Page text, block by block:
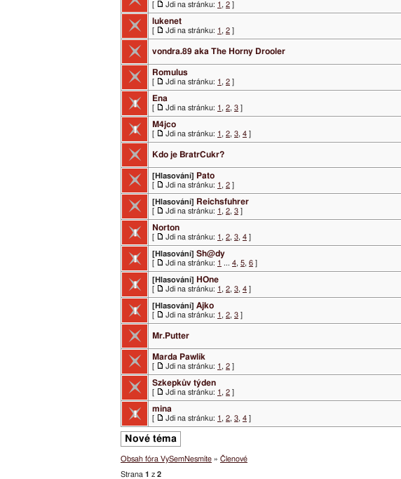
[ Jdi na stránku: 1 , 2 ]
lukenet
[ Jdi na stránku: 1 , 2 ]
vondra.89 aka The Horny Drooler
Romulus
[ Jdi na stránku: 1 , 2 ]
Ena
[ Jdi na stránku: 1 , 2, 3 ]
M4jco
[ Jdi na stránku: 1 , 2, 3, 4 ]
Kdo je BratrCukr?
[Hlasování] Pato
[ Jdi na stránku: 1 , 2 ]
[Hlasování] Reichsfuhrer
[ Jdi na stránku: 1 , 2, 3 ]
Norton
[ Jdi na stránku: 1 , 2, 3, 4 ]
[Hlasování] Sh@dy
[ Jdi na stránku: 1 ... 4, 5, 6 ]
[Hlasování] HOne
[ Jdi na stránku: 1 , 2, 3, 4 ]
[Hlasování] Ajko
[ Jdi na stránku: 1 , 2, 3 ]
Mr.Putter
Marda Pawlík
[ Jdi na stránku: 1 , 2 ]
Szkepkův týden
[ Jdi na stránku: 1 , 2 ]
mina
[ Jdi na stránku: 1 , 2, 3, 4 ]
Nové téma
Obsah fóra VySemNesmíte » Členové
Strana 1 z 2